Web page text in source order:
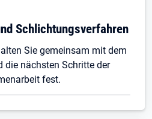
Schlichtungsverfahren
Sie gemeinsam mit dem
die nächsten Schritte der
fest.